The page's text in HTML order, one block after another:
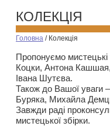
КОЛЕКЦІЯ
Головна / Колекція
Пропонуємо мистецькі
Коцки, Антона
Івана Шутєва.
Також до Вашої уваги
Буряка, Михайла
Завжди раді
мистецької збірки.